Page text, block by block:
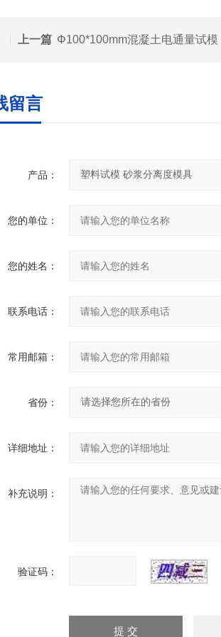
上一篇 Φ100*100mm混凝土电通量试模 圆柱体试模
留言
产品：
您的单位：
您的姓名：
联系电话：
常用邮箱：
省份：
详细地址：
补充说明：
验证码：